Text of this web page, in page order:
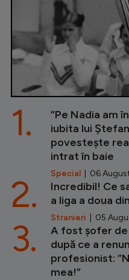
”Pe Nadia am
iubita lui
povestește
intrat în baie
Special | 06
1.
Incredibil! Ce
a liga a doua
Stranieri | 05
2.
A fost șofer de
după ce a
profesionist:
mea!”
3.